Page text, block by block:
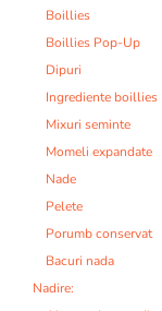
Boillies
Boillies Pop-Up
Dipuri
Ingrediente boillies
Mixuri seminte
Momeli expandate
Nade
Pelete
Porumb conservat
Bacuri nada
Nadire: